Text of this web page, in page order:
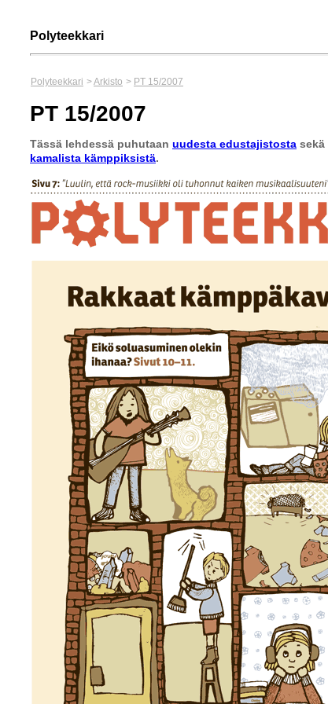
Polyteekkari
Polyteekkari >Arkisto > PT 15/2007
PT 15/2007
Tässä lehdessä puhutaan uudesta edustajistosta sekä
kamalista kämppiksistä.